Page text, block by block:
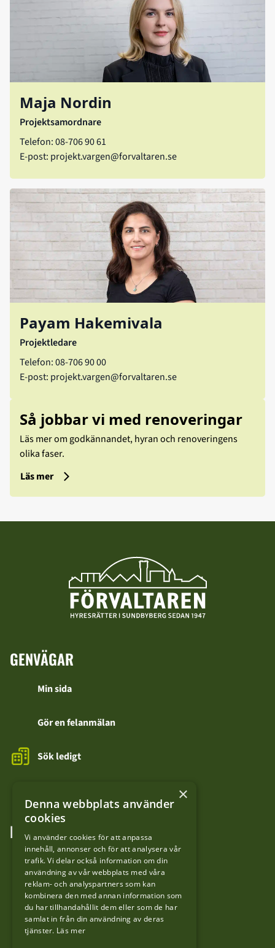
Så jobbar vi med renoveringar
Läs mer om godkännandet, hyran och renoveringens
olika faser.
Läs mer
Maja Nordin
Projektsamordnare
Telefon: 08-706 90 61
E-post: projekt.vargen@forvaltaren.se
Payam Hakemivala
Projektledare
Telefon: 08-706 90 00
E-post: projekt.vargen@forvaltaren.se
GENVÄGAR
Min sida
Gör en felanmälan
Sök ledigt
FÖLJ OSS
LinkedIn
Facebook
YouTube
×
Denna webbplats använder
cookies
Vi använder cookies för att anpassa
innehåll, annonser och för att analysera vår
trafik. Vi delar också information om din
användning av vår webbplats med våra
reklam- och analyspartners som kan
kombinera den med annan information som
du har tillhandahållit dem eller som de har
samlat in från din användning av deras
tjänster. Läs mer